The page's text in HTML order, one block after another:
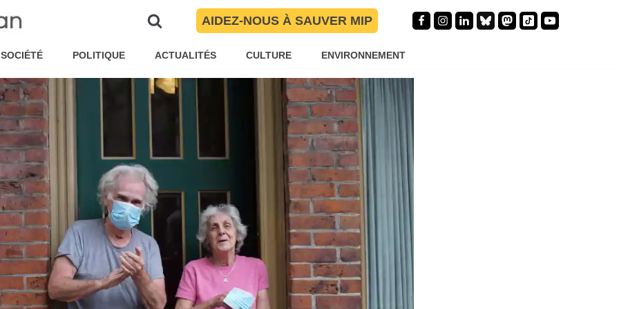
AIDEZ-NOUS À SAUVER MIP
SOCIÉTÉ POLITIQUE ACTUALITÉS CULTURE ENVIRONNEMENT
cet hiver ?
Solutions Journalism Network Solutions